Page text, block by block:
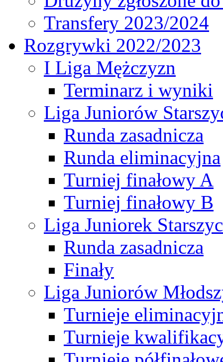
Transfery 2023/2024
Rozgrywki 2022/2023
I Liga Mężczyzn
Terminarz i wyniki
Liga Juniorów
Runda zasadnicza
Runda eliminacyjna
Turniej finałowy A
Turniej finałowy B
Liga Juniorek
Runda zasadnicza
Finały
Liga Juniorów
Turnieje
Turnieje